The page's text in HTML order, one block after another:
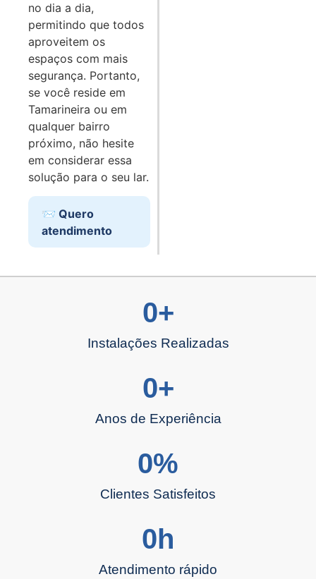
no dia a dia,
permitindo que todos
aproveitem os
espaços com mais
segurança. Portanto,
se você reside em
Tamarineira ou em
qualquer bairro
próximo, não hesite
em considerar essa
solução para o seu lar.
📨 Quero
atendimento
Instalações Realizadas
0+
Anos de Experiência
0+
Clientes Satisfeitos
0%
Atendimento rápido
0 h